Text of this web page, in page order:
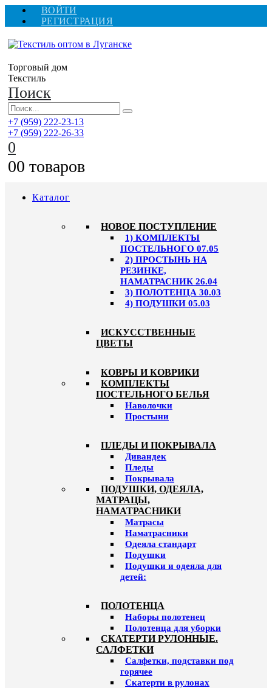
ВОЙТИ
РЕГИСТРАЦИЯ
Торговый дом
Текстиль
Поиск
+7 (959) 222-23-13
+7 (959) 222-26-33
0
00 товаров
Каталог
HОВОЕ ПОСТУПЛЕНИЕ
1) КОМПЛЕКТЫ
ПОСТЕЛЬНОГО 07.05
2) ПРОСТЫНЬ НА
РЕЗИНКЕ,
НАМАТРАСНИК 26.04
3) ПОЛОТЕНЦА 30.03
4) ПОДУШКИ 05.03
ИСКУССТВЕННЫЕ
ЦВЕТЫ
КОВРЫ И КОВРИКИ
КОМПЛЕКТЫ
ПОСТЕЛЬНОГО БЕЛЬЯ
Наволочки
Простыни
ПЛЕДЫ И ПОКРЫВАЛА
Дивандек
Пледы
Покрывала
ПОДУШКИ, ОДЕЯЛА,
МАТРАЦЫ,
НАМАТРАСНИКИ
Матрасы
Наматрасники
Одеяла стандарт
Подушки
Подушки и одеяла для
детей:
ПОЛОТЕНЦА
Наборы полотенец
Полотенца для уборки
СКАТЕРТИ РУЛОННЫЕ.
САЛФЕТКИ
Салфетки, подставки под
горячее
Скатерти в рулонах